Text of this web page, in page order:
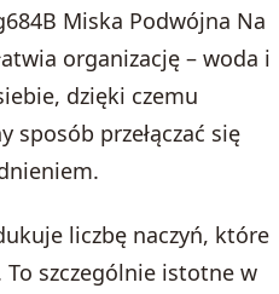
Miska Podwójna Na
organizację – woda i
dzięki czemu
sposób przełączać się
liczbę naczyń, które
szczególnie istotne w